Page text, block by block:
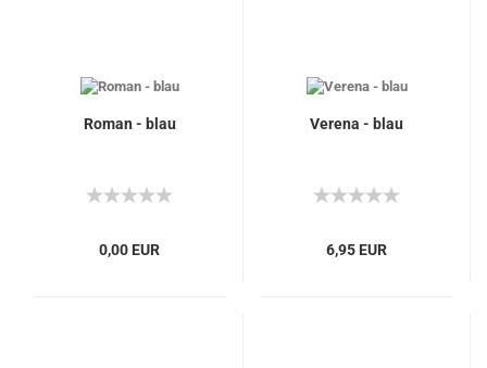
Roman - blau
0,00 EUR
Verena - blau
6,95 EUR